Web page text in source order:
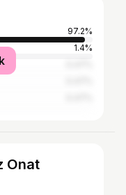
97.2%
1.4%
Onat